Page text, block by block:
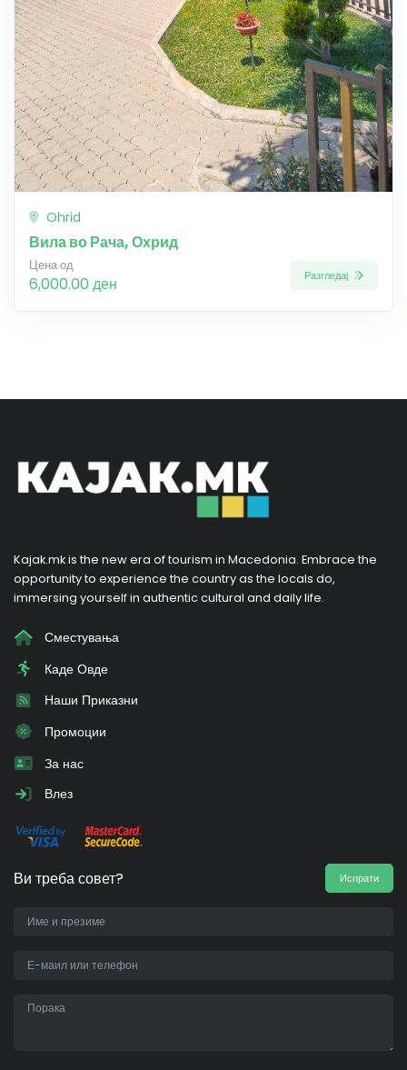
Ohrid
Вила во Рача, Охрид
Цена од
6,000.00 ден Разгледај
Kajak.mk is the new era of tourism in Macedonia. Embrace the
opportunity to experience the country as the locals do,
immersing yourself in authentic cultural and daily life.
Сместувања
Каде Овде
Наши Приказни
Промоции
За нас
Влез
Ви треба совет? Испрати